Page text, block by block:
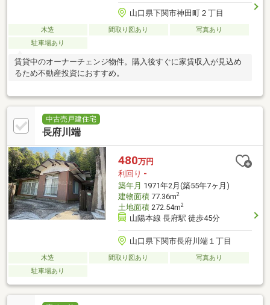
山口県下関市神田町２丁目
木造 間取り図あり
写真あり
駐車場あり
賃貸中のオーナーチェンジ物件。購入後すぐに家賃収入が見込め
るため不動産投資におすすめ。
中古売戸建住宅
長府川端
480万円
利回り -
築年月 1971年2月(築55年7ヶ月)
建物面積77.36m2
土地面積272.54m2
山陽本線 長府駅 徒歩45分
山口県下関市長府川端１丁目
木造 間取り図あり
写真あり
駐車場あり